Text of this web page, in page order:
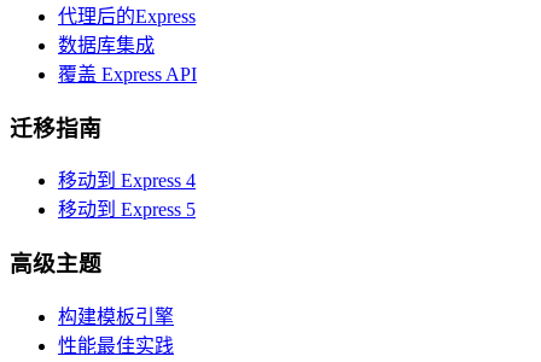
代理后的Express
数据库集成
覆盖 Express API
迁移指南
移动到 Express 4
移动到 Express 5
高级主题
构建模板引擎
性能最佳实践